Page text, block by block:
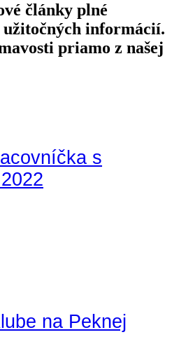
články plné
informácií.
priamo z našej
s
na Peknej